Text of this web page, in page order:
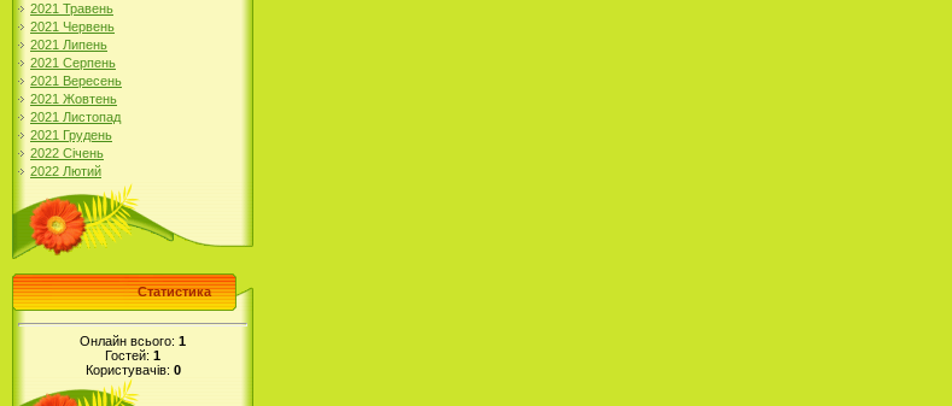
2021 Травень
2021 Червень
2021 Липень
2021 Серпень
2021 Вересень
2021 Жовтень
2021 Листопад
2021 Грудень
2022 Січень
2022 Лютий
Статистика
Онлайн всього: 1
Гостей: 1
Користувачів: 0